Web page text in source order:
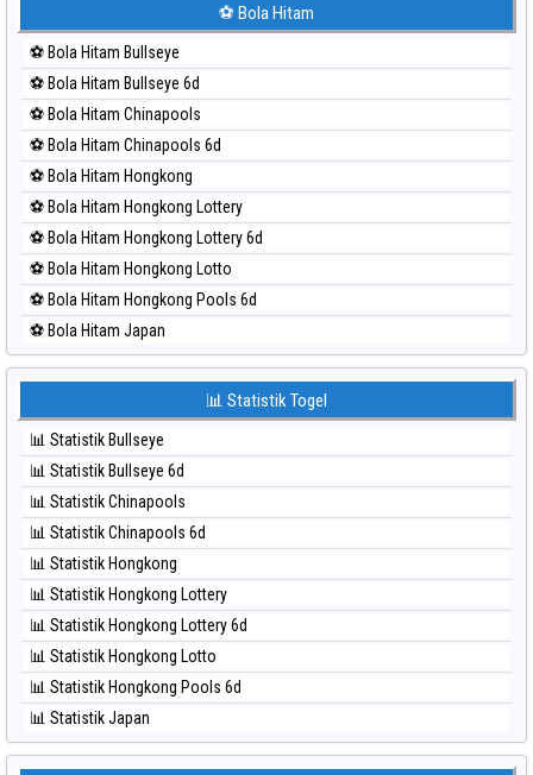
⚽ Bola Merah Kuda Lari
⚽ Bola Merah Magnum Cambodia
⚽ Bola Merah Nagoya
⚽ Bola Merah North Carolina Day
⚽ Bola Merah Pcso
⚽ Bola Merah Sao Paulo
⚽ Bola Merah Singapore
⚽ Bola Merah Sydney
⚽ Bola Merah Sydney Lottery
⚽ Bola Merah Sydney Lottery 6d
⚽ Bola Merah Sydney Lotto
⚽ Bola Merah Sydney Pools 6d
⚽ Bola Merah Taiwan
⚽ Bola Hitam
⚽ Bola Hitam Bullseye
⚽ Bola Hitam Bullseye 6d
⚽ Bola Hitam Chinapools
⚽ Bola Hitam Chinapools 6d
⚽ Bola Hitam Hongkong
⚽ Bola Hitam Hongkong Lottery
⚽ Bola Hitam Hongkong Lottery 6d
⚽ Bola Hitam Hongkong Lotto
⚽ Bola Hitam Hongkong Pools 6d
⚽ Bola Hitam Japan
⚽ Bola Hitam Japan 6d
⚽ Bola Hitam Kuda Lari
⚽ Bola Hitam Magnum Cambodia
⚽ Bola Hitam Nagoya
⚽ Bola Hitam North Carolina Day
⚽ Bola Hitam Pcso
⚽ Bola Hitam Sao Paulo
⚽ Bola Hitam Singapore
⚽ Bola Hitam Sydney
⚽ Bola Hitam Sydney Lottery
⚽ Bola Hitam Sydney Lottery 6d
⚽ Bola Hitam Sydney Lotto
⚽ Bola Hitam Sydney Pools 6d
📊 Statistik Togel
📊 Statistik Bullseye
📊 Statistik Bullseye 6d
📊 Statistik Chinapools
📊 Statistik Chinapools 6d
📊 Statistik Hongkong
📊 Statistik Hongkong Lottery
📊 Statistik Hongkong Lottery 6d
📊 Statistik Hongkong Lotto
📊 Statistik Hongkong Pools 6d
📊 Statistik Japan
📊 Statistik Japan 6d